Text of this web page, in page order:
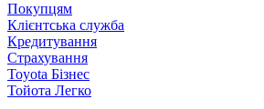
Покупцям
Клієнтська служба
Кредитування
Страхування
Toyota Бізнес
Тойота Легко